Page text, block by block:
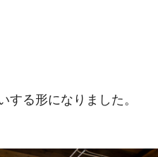
する形になりました。